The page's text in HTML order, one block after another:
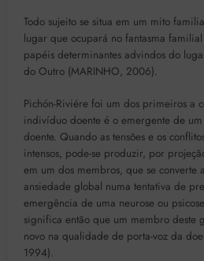
Todo sujeito se situa em um mito
lugar que ocupará no fantasma
papéis determinantes advindos do
do Outro (MARINHO, 2006).
Pichón-Riviére foi um dos primeiros a
indivíduo doente é o emergente de
doente. Quando as tensões e os
intensos, pode-se produzir, por
em um dos membros, que se converte
ansiedade global numa tentativa de
emergência de uma neurose ou
significa então que um membro deste
novo na qualidade de porta-voz da
1994).